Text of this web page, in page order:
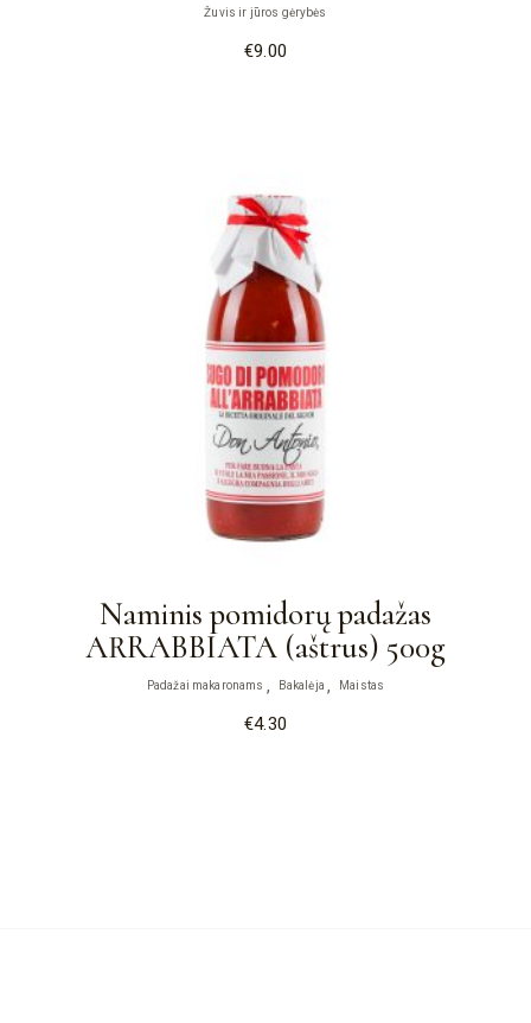
Žuvis ir jūros gėrybės
€9.00
Naminis pomidorų padažas
ARRABBIATA (aštrus) 500g
Padažai makaronams Bakalėja Maistas
€4.30